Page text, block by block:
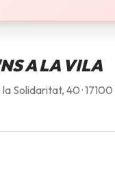
A LA VILA
Solidaritat, 40 ·